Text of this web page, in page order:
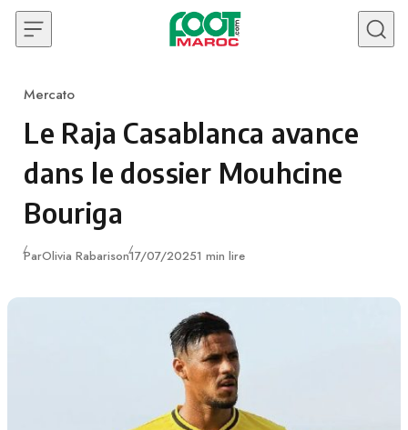
Skip to content
Category
Mercato
Le Raja Casablanca avance
dans le dossier Mouhcine
Bouriga
ParOlivia RabarisonPublié
17/07/20251 min lire